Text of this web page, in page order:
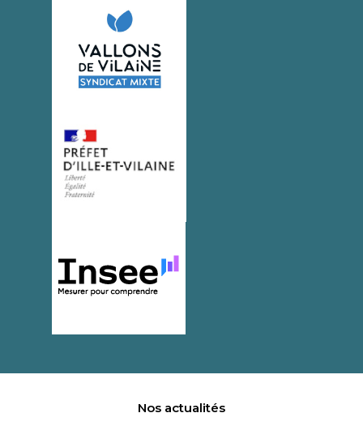
Nos actualités